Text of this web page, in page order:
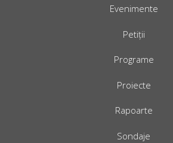
Evenimente
Petiții
Programe
Proiecte
Rapoarte
Sondaje